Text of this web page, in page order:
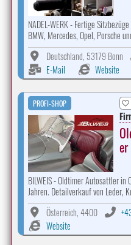
NADEL-WERK - Fertige
BMW, Mercedes, Opel, Porsche
Deutschland, 53179 Bonn
E-Mail
Website
PROFI-SHOP
BILWEIS - Oldtimer Autosattler
Jahren. Detailverkauf von Leder,
Österreich, 4400
Website